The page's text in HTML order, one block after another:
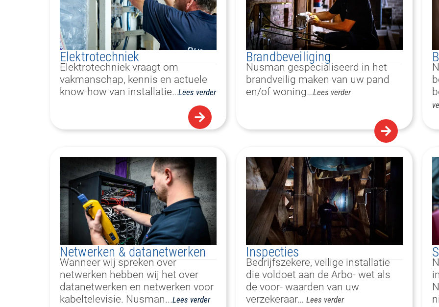
Elektrotechniek
Elektrotechniek vraagt om
vakmanschap, kennis en actuele
know-how van installatie…Lees verder
Brandbeveiliging
Nusman gespecialiseerd in het
brandveilig maken van uw pand
en/of woning…Lees verder
Netwerken & datanetwerken
Wanneer wij spreken over
netwerken hebben wij het over
datanetwerken en netwerken voor
kabeltelevisie. Nusman...Lees verder
Inspecties​
Bedrijfszekere, veilige installatie
die voldoet aan de Arbo- wet als
de voor- waarden van uw
verzekeraar… Lees verder